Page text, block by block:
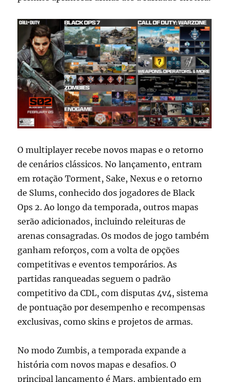
O multiplayer recebe novos mapas e o retorno
de cenários clássicos. No lançamento, entram
em rotação Torment, Sake, Nexus e o retorno
de Slums, conhecido dos jogadores de Black
Ops 2. Ao longo da temporada, outros mapas
serão adicionados, incluindo releituras de
arenas consagradas. Os modos de jogo também
ganham reforços, com a volta de opções
competitivas e eventos temporários. As
partidas ranqueadas seguem o padrão
competitivo da CDL, com disputas 4v4, sistema
de pontuação por desempenho e recompensas
exclusivas, como skins e projetos de armas.
No modo Zumbis, a temporada expande a
história com novos mapas e desafios. O
principal lançamento é Mars, ambientado em